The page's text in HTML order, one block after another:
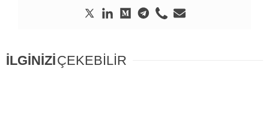
İLGİNİZİÇEKEBİLİR